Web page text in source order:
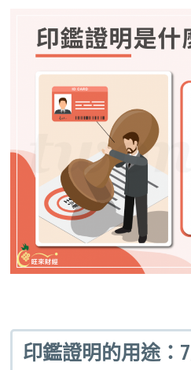
印鑑證明的用途：